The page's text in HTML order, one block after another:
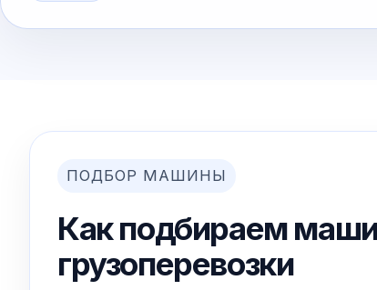
ПОДБОР МАШИНЫ
Как подбираем
грузоперевозки